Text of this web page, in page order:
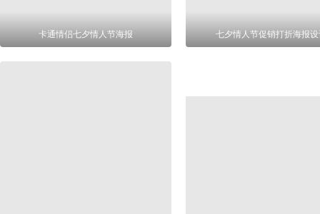
卡通情侣七夕情人节海报 七夕情人节促销打折海报